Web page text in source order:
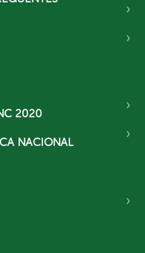
2020
NACIONAL